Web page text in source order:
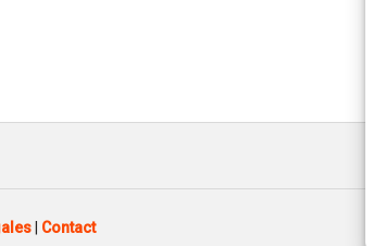
Contact